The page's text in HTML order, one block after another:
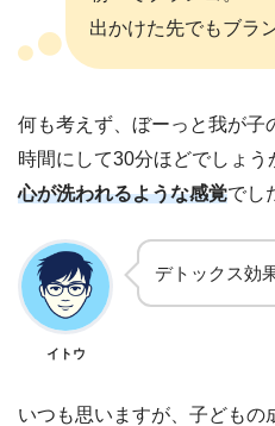
出かけた先でもブラ
何も考えず、ぼーっと我が子
時間にして30分ほどでしょう
心が洗われるような感覚でし
イトウ
デトックス効
いつも思いますが、子どもの